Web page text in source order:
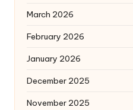
March 2026
February 2026
January 2026
December 2025
November 2025